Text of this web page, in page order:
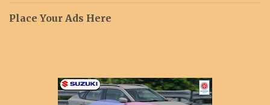
Place Your Ads Here